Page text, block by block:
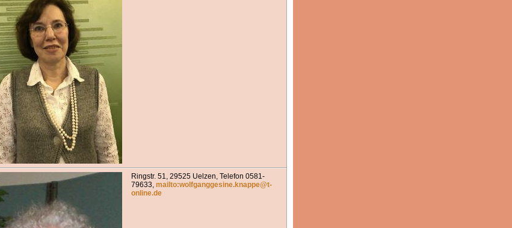
Ringstr. 51, 29525 Uelzen, Telefon 0581-
79633, mailto:wolfganggesine.knappe@t-
online.de